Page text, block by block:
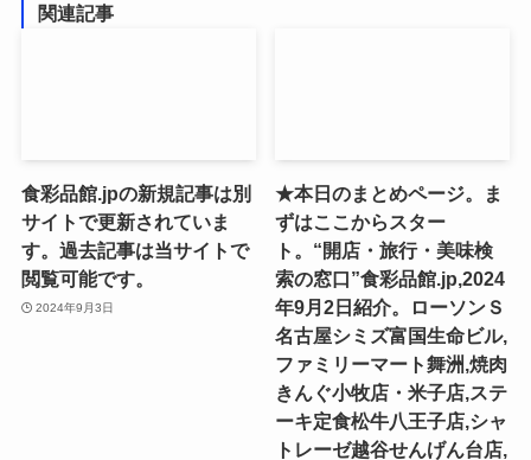
関連記事
食彩品館.jpの新規記事は別
サイトで更新されていま
す。過去記事は当サイトで
閲覧可能です。
2024年9月3日
★本日のまとめページ。ま
ずはここからスター
ト。“開店・旅行・美味検
索の窓口”食彩品館.jp,2024
年9月2日紹介。ローソンＳ
名古屋シミズ富国生命ビル,
ファミリーマート舞洲,焼肉
きんぐ小牧店・米子店,ステ
ーキ定食松牛八王子店,シャ
トレーゼ越谷せんげん台店,